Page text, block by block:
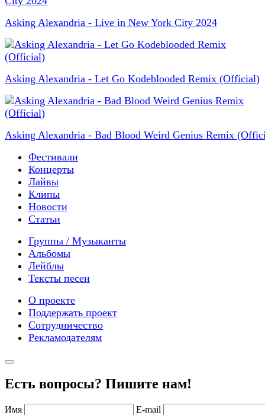
Asking Alexandria - Live in New York City 2024
Asking Alexandria - Let Go Kodeblooded Remix (Official)
Asking Alexandria - Bad Blood Weird Genius Remix
Фестивали
Концерты
Лайвы
Клипы
Новости
Статьи
Группы / Музыканты
Альбомы
Лейблы
Тексты песен
О проекте
Поддержать проект
Сотрудничество
Рекламодателям
Есть вопросы? Пишите нам!
Имя E-mail